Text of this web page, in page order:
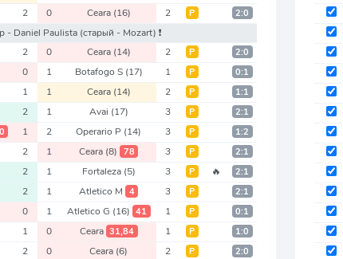
2 0 Ceara (16) 2 Р 2:0
- Daniel Paulista (старый - Mozart) ❗️
2 0 Ceara (14) 2 Р 2:0
0 1 Botafogo S (17) 1 Р 0:1
1 1 Ceara (14) 2 Р 1:1
2 1 Avai (17) 3 Р 2:1
1 2 Operario P (14) 3 Р 1:2
2 1 Ceara (8) 78 3 Р 2:1
2 1 Fortaleza (5) 3 Р 🔥 2:1
2 1 Atletico M 4 3 Р 2:1
0 1 Atletico G (16) 41 1 Р 0:1
1 0 Ceara 31,84 1 Р 1:0
2 0 Ceara (6) 2 Р 2:0